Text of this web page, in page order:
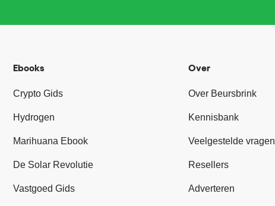
Ebooks
Crypto Gids
Hydrogen
Marihuana Ebook
De Solar Revolutie
Vastgoed Gids
Over
Over Beursbrink
Kennisbank
Veelgestelde vragen
Resellers
Adverteren